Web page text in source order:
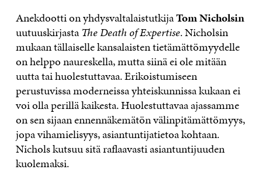
Anekdootti on yhdysvaltalaistutkijaTom Nicholsin
uutuuskirjastaThe Death of Expertise. Nicholsin
mukaan tällaiselle kansalaisten tietämättömyydelle
on helppo naureskella, mutta siinä ei ole mitään
uutta tai huolestuttavaa. Erikoistumiseen
perustuvissa moderneissa yhteiskunnissa kukaan ei
voi olla perillä kaikesta. Huolestuttavaa ajassamme
on sen sijaan ennennäkemätön välinpitämättömyys,
jopa vihamielisyys, asiantuntijatietoa kohtaan.
Nichols kutsuu sitä raflaavasti asiantuntijuuden
kuolemaksi.